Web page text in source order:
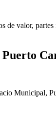
de valor,
Municipal,